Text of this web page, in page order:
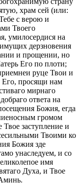
храм сей (или:
с верою и
Твоего
умилосердися на
дерзновения
и прощении, но
Его по плоти;
руце Твои и
Его, просящи нам
мирнаго
ответа на
Божия, егда
громом
заступление и
Твоими ко
Божия зде
унаследуем, и со
имя
Духа, и Твое